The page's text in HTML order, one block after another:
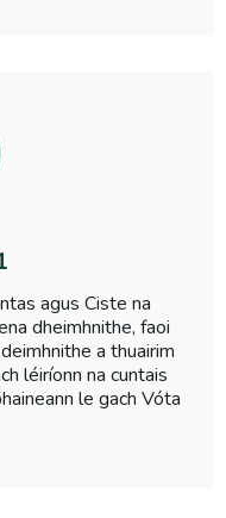
agus Ciste na
dheimhnithe, faoi
a thuairim
léiríonn na cuntais
le gach Vóta